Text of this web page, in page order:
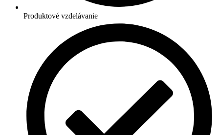
Produktové vzdelávanie